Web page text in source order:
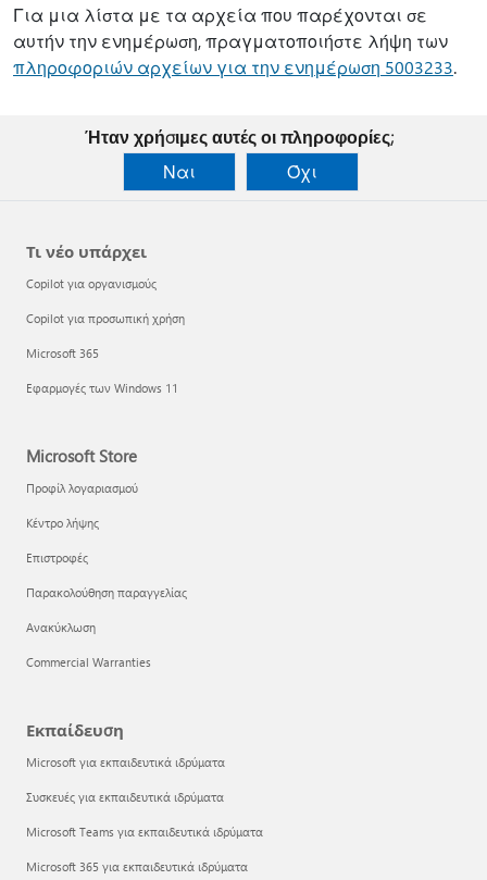
Για μια λίστα με τα αρχεία που παρέχονται σε
αυτήν την ενημέρωση, πραγματοποιήστε λήψη των
πληροφοριών αρχείων για την ενημέρωση 5003233.
Ήταν χρήσιμες αυτές οι πληροφορίες;
Ναι
Όχι
Τι νέο υπάρχει
Copilot για οργανισμούς
Copilot για προσωπική χρήση
Microsoft 365
Εφαρμογές των Windows 11
Microsoft Store
Προφίλ λογαριασμού
Κέντρο λήψης
Επιστροφές
Παρακολούθηση παραγγελίας
Ανακύκλωση
Commercial Warranties
Εκπαίδευση
Microsoft για εκπαιδευτικά ιδρύματα
Συσκευές για εκπαιδευτικά ιδρύματα
Microsoft Teams για εκπαιδευτικά ιδρύματα
Microsoft 365 για εκπαιδευτικά ιδρύματα